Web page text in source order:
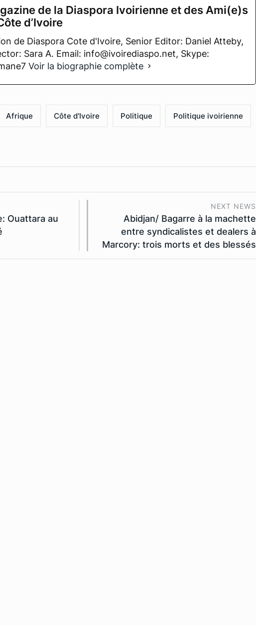
de la Diaspora Ivoirienne et des Ami(e)s
d’Ivoire
de Diaspora Cote d'Ivoire, Senior Editor: Daniel Atteby,
Sara A. Email: info@ivoirediaspo.net, Skype:
Voir la biographie complète
Afrique Côte d'Ivoire Politique Politique ivoirienne
Ouattara au
NEXT NEWS
Abidjan/ Bagarre à la machette
entre syndicalistes et dealers à
Marcory: trois morts et des blessés